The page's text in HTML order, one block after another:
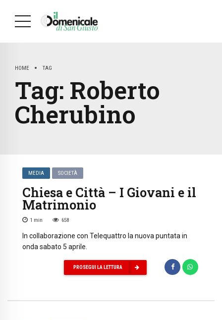
HOME TAG
Tag: Roberto
Cherubino
MEDIA SOCIETÀ
Chiesa e Città – I Giovani e il
Matrimonio
1 min 658
In collaborazione con Telequattro la nuova puntata in
onda sabato 5 aprile.
PROSEGUI LA LETTURA